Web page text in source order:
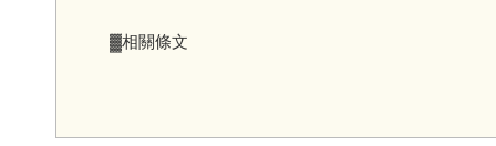
▓相關條文